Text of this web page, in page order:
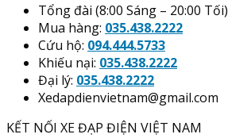
Tổng đài (8:00 Sáng – 20:00 Tối)
Mua hàng: 035.438.2222
Cứu hộ: 094.444.5733
Khiếu nại: 035.438.2222
Đại lý: 035.438.2222
Xedapdienvietnam@gmail.com
KẾT NỐI XE ĐẠP ĐIỆN VIỆT NAM